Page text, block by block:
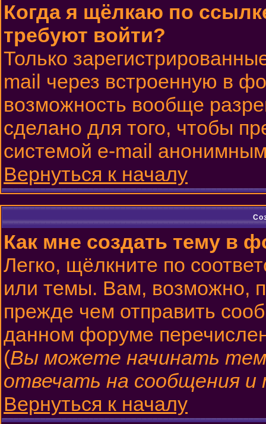
Когда я щёлкаю по
требуют войти?
Только
mail через встроенную в
возможность вообще
сделано для того, чтобы
системой e-mail
Вернуться к началу
Как мне создать тему в
Легко, щёлкните по
или темы. Вам, возможно,
прежде чем отправить
данном форуме
(Вы можете начинать
отвечать на сообщения и
Вернуться к началу